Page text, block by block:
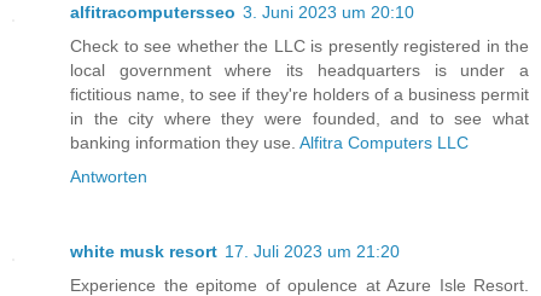
alfitracomputersseo 3. Juni 2023 um 20:10
Check to see whether the LLC is presently registered in the
local government where its headquarters is under a
fictitious name, to see if they're holders of a business permit
in the city where they were founded, and to see what
banking information they use. Alfitra Computers LLC
Antworten
white musk resort 17. Juli 2023 um 21:20
Experience the epitome of opulence at Azure Isle Resort.